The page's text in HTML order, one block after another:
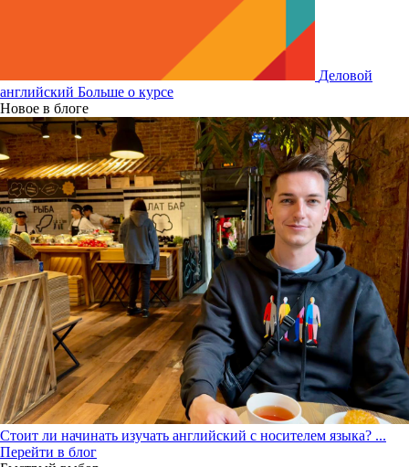
Деловой
английский Больше о курсе
Новое в блоге
Стоит ли начинать изучать английский с носителем языка? ...
Перейти в блог